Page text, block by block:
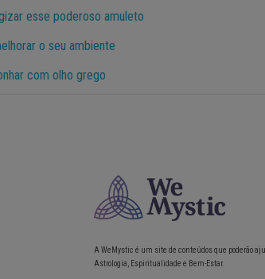
esse poderoso amuleto
o seu ambiente
com olho grego
A WeMystic é um site de conteúdos que poderão
Astrologia, Espiritualidade e Bem-Estar.